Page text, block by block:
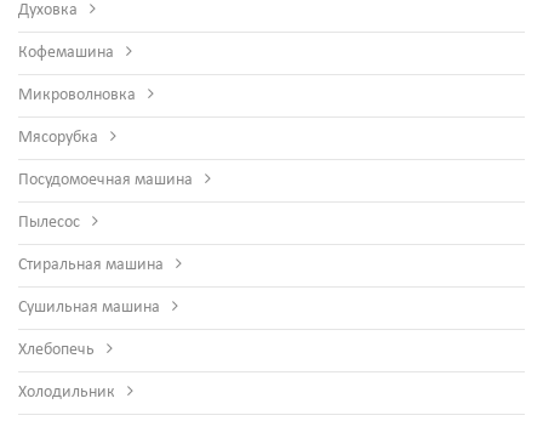
Духовка
Кофемашина
Микроволновка
Мясорубка
Посудомоечная машина
Пылесос
Стиральная машина
Сушильная машина
Хлебопечь
Холодильник